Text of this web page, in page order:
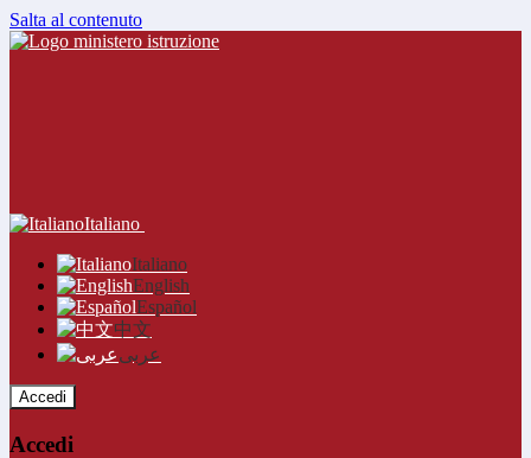
Salta al contenuto
Italiano
Italiano
English
Español
中文
عربى
Accedi
Accedi